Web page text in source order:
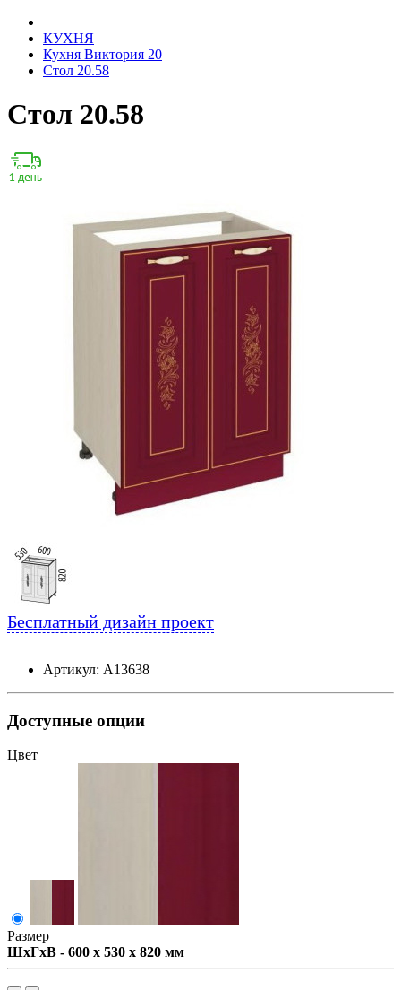
КУХНЯ
Кухня Виктория 20
Стол 20.58
Стол 20.58
Бесплатный дизайн проект
Артикул: А13638
Доступные опции
Цвет
Размер
ШxГxВ - 600 x 530 x 820 мм